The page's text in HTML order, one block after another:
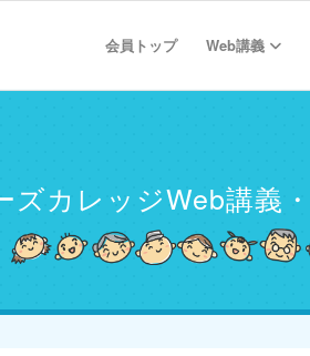
会員トップ Web講義
ズカレッジWeb講義